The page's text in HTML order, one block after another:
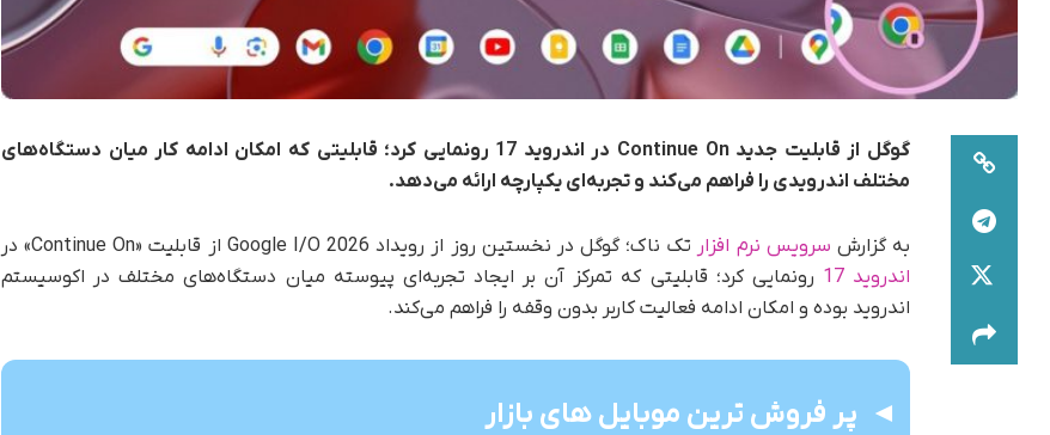
گوگل از قابلیت جدید Continue On در اندروید 17 رونمایی کرد؛ قابلیتی که امکان ادامه کار میان دستگاه‌های
مختلف اندرویدی را فراهم می‌کند و تجربه‌ای یکپارچه ارائه می‌دهد.
به گزارش سرویس نرم افزار تک ناک؛ گوگل در نخستین روز از رویداد Google I/O 2026 از قابلیت «Continue On» در
اندروید 17
رونمایی کرد؛ قابلیتی که تمرکز آن بر ایجاد تجربه‌ای پیوسته میان دستگاه‌های مختلف در اکوسیستم
اندروید بوده و امکان ادامه فعالیت کاربر بدون وقفه را فراهم می‌کند.
پر فروش ترین موبایل های بازار